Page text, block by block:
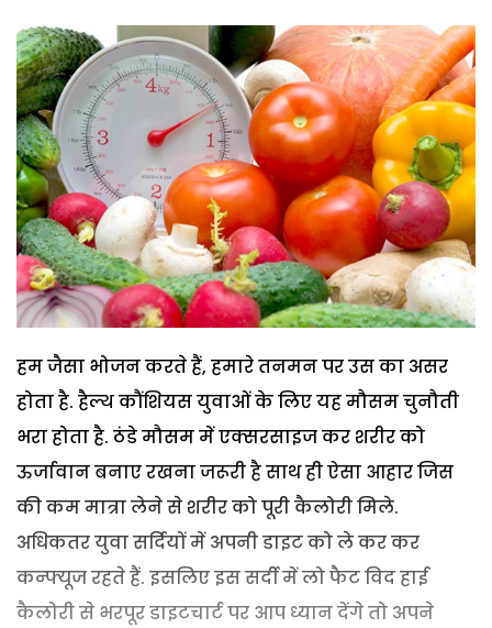
हम जैसा भोजन करते हैं, हमारे तनमन पर उस का असर
होता है. हैल्थ कौंशियस युवाओं के लिए यह मौसम चुनौती
भरा होता है. ठंडे मौसम में एक्सरसाइज कर शरीर को
ऊर्जावान बनाए रखना जरूरी है साथ ही ऐसा आहार जिस
की कम मात्रा लेने से शरीर को पूरी कैलोरी मिले.
अधिकतर युवा सर्दियों में अपनी डाइट को ले कर कर
कन्फ्यूज रहते हैं. इसलिए इस सर्दी में लो फैट विद हाई
कैलोरी से भरपूर डाइटचार्ट पर आप ध्यान देंगे तो अपने